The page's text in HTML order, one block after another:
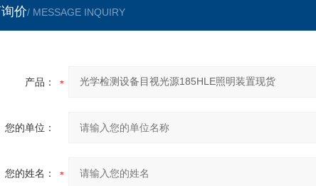
价/ MESSAGE INQUIRY
产品：
您的单位：
您的姓名：